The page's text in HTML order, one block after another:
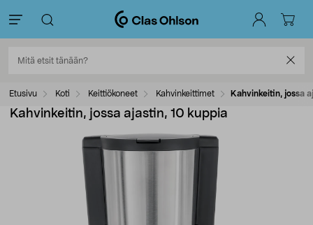
Etusivu Koti Keittiökoneet Kahvinkeittimet Kahvinkeitin, jossa
Kahvinkeitin, jossa ajastin, 10 kuppia